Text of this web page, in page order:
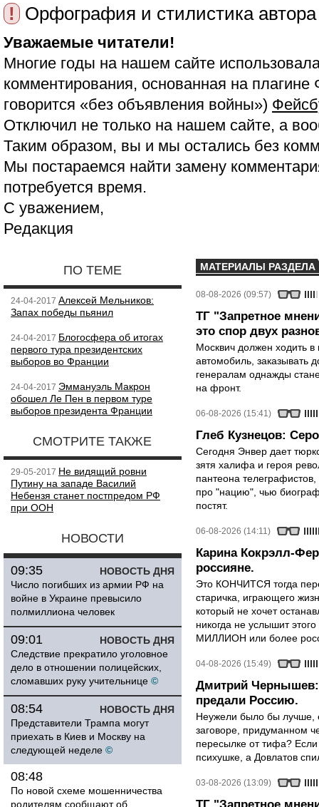
!
Орфография и стилистика
Уважаемые читатели!
Многие годы на нашем сайте
комментирования, основанная на
говорится «без объявления войны»)
Отключил не только на нашем сайте, а
Таким образом, вы и мы остались без
Мы постараемся найти замену
потребуется время.
С уважением,
Редакция
ПО ТЕМЕ
24-04-2017 Алексей Мельников:
Запах победы пьянил
24-04-2017 Блогосфера об итогах
первого тура президентских
выборов во Франции
24-04-2017 Эммануэль Макрон
обошел Ле Пен в первом туре
выборов президента Франции
СМОТРИТЕ ТАКЖЕ
29-05-2017 Не видящий ровни
Путину на западе Василий
Небензя станет постпредом РФ
при ООН
НОВОСТИ
НОВОСТЬ ДНЯ
09:35
Число погибших из армии РФ на
войне в Украине превысило
полмиллиона человек
НОВОСТЬ ДНЯ
09:01
Следствие прекратило уголовное
дело в отношении полицейских,
сломавших руку учительнице ©
НОВОСТЬ ДНЯ
08:54
Представители Трампа могут
приехать в Киев и Москву на
следующей неделе ©
08:48
По новой схеме мошенничества
родителям сообщают об
МАТЕРИАЛЫ РАЗДЕЛА
08-08-2026 (09:57)
ТГ "Запретное
это спор двух
Москвич должен ходить в
автомобиль, заказывать
генералам однажды
на фронт.
06-08-2026 (15:41)
Глеб Кузнецов:
Сегодня Энвер дает
зятя халифа и героя
пантеона
про "нацию", чью
постят.
06-08-2026 (14:11)
Карина Кокрэлл-
россияне.
Это КОНЧИТСЯ тогда
старичка, играющего
который не хочет
никогда не услышит
МИЛЛИОН или более
04-08-2026 (15:49)
Дмитрий Чернышев:
предали Россию.
Неужели было бы лучше,
заговоре, придуманном
пересылке от тифа?
психушке, а Довлатов
03-08-2026 (13:09)